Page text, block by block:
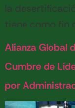
la
tiene como fin
Alianza Global
Cumbre de
por